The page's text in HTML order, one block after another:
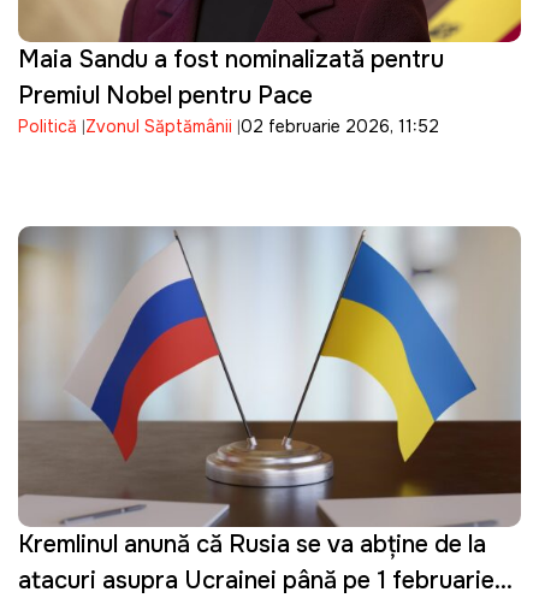
Maia Sandu a fost nominalizată pentru
Premiul Nobel pentru Pace
Politică Zvonul Săptămânii 02 februarie 2026, 11:52
Kremlinul anunță că Rusia se va abține de la
atacuri asupra Ucrainei până pe 1 februarie